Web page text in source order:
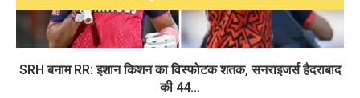
SRH बनाम RR: इशान किशन का विस्फोटक शतक, सनराइजर्स हैदराबाद
की 44...